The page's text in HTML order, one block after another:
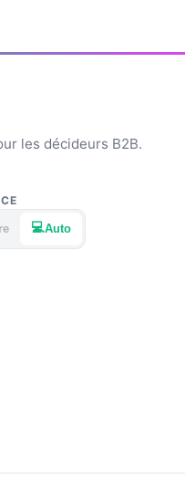
les décideurs B2B.
💻Auto